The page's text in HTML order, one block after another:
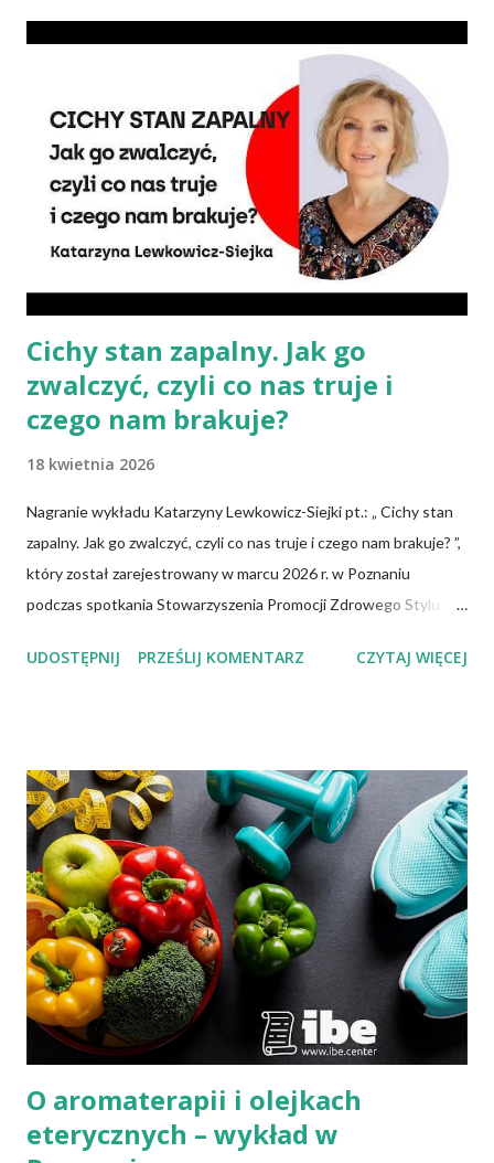
składników? Talerz, nie słupki Albo inaczej – czy przechodząc na
wegetarianizm, a zwłaszcza weganizm, trzeba się liczyć z tym, że
wszystkie składniki będzie się skrupulatnie sumowało w
słupkach? – Nie ma takiej potrzeby – uspokaja Agata Radosh,
prezes Stowarzyszenia Promocji Zdrowego Stylu Życia – Sięgnij
Po Zdrowie. – Choć owszem, gdy chcemy nauczyć się podstaw
komponowania diety wegańskiej, możemy spisywać to, co
spożywamy, w jakich ilościach, jaką ma to wartość od...
Cichy stan zapalny. Jak go
zwalczyć, czyli co nas truje i
czego nam brakuje?
18 kwietnia 2026
Nagranie wykładu Katarzyny Lewkowicz-Siejki pt.: „ Cichy stan
zapalny. Jak go zwalczyć, czyli co nas truje i czego nam brakuje? ”,
który został zarejestrowany w marcu 2026 r. w Poznaniu
podczas spotkania Stowarzyszenia Promocji Zdrowego Stylu
dziennikarka, publicystka, promotorka zdrowego stylu życia,
UDOSTĘPNIJ PRZEŚLIJ KOMENTARZ CZYTAJ WIĘCEJ
O aromaterapii i olejkach
eterycznych – wykład w